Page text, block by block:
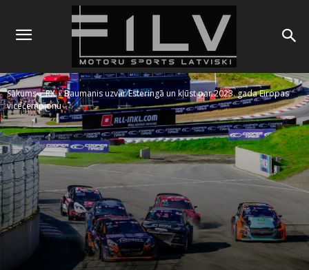
Sākums RX
Baumanis uzvar Esteringā un kļūst par 2023. gada Eiropas
vicečempionu